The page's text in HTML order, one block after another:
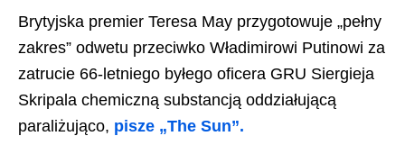
Brytyjska premier Teresa May przygotowuje „pełny
zakres” odwetu przeciwko Władimirowi Putinowi za
zatrucie 66-letniego byłego oficera GRU Siergieja
Skripala chemiczną substancją oddziałującą
paraliżująco, pisze „The Sun”.